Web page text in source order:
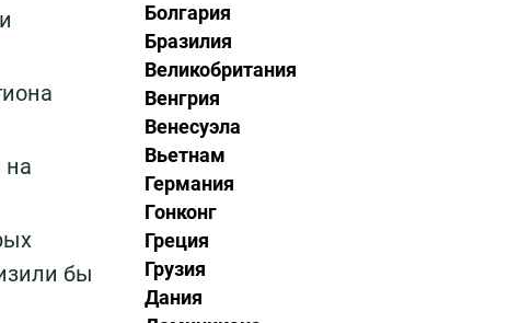
на
бы
Болгария
Бразилия
Великобритания
Венгрия
Венесуэла
Вьетнам
Германия
Гонконг
Греция
Грузия
Дания